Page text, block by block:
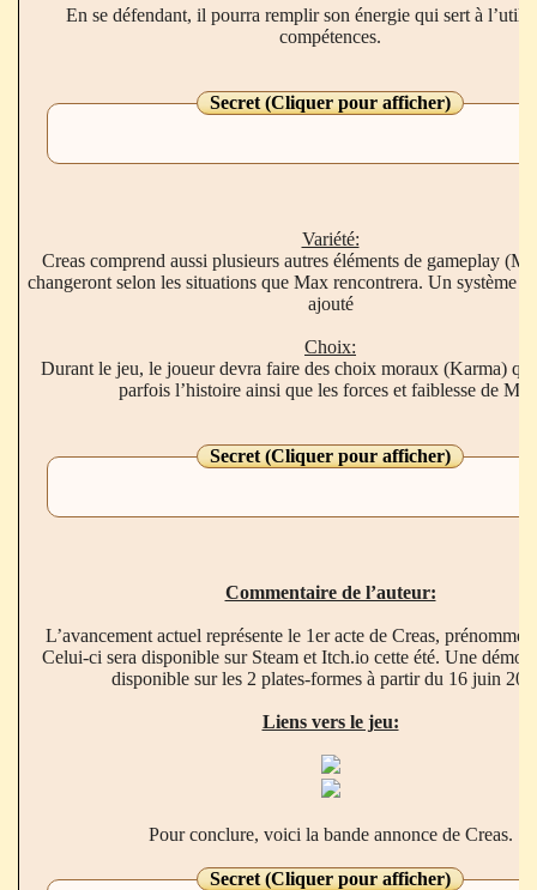
En se défendant, il pourra remplir son énergie qui sert à
compétences.
Secret (Cliquer pour afficher)
Variété:
Creas comprend aussi plusieurs autres éléments de gameplay
changeront selon les situations que Max rencontrera. Un système
ajouté
Choix:
Durant le jeu, le joueur devra faire des choix moraux (Karma)
parfois l’histoire ainsi que les forces et faiblesse de
Secret (Cliquer pour afficher)
Commentaire de l’auteur:
L’avancement actuel représente le 1er acte de Creas, prénommé
Celui-ci sera disponible sur Steam et Itch.io cette été. Une démo
disponible sur les 2 plates-formes à partir du 16 juin
Liens vers le jeu:
Pour conclure, voici la bande annonce de Creas.
Secret (Cliquer pour afficher)